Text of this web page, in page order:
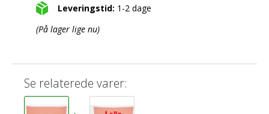
Leveringstid: 1-2 dage
(På lager lige nu)
Se relaterede varer: